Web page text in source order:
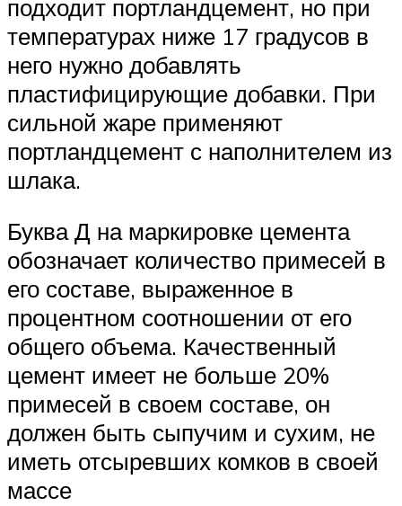
подходит портландцемент, но при
температурах ниже 17 градусов в
него нужно добавлять
пластифицирующие добавки. При
сильной жаре применяют
портландцемент с наполнителем из
шлака.
Буква Д на маркировке цемента
обозначает количество примесей в
его составе, выраженное в
процентном соотношении от его
общего объема. Качественный
цемент имеет не больше 20%
примесей в своем составе, он
должен быть сыпучим и сухим, не
иметь отсыревших комков в своей
массе